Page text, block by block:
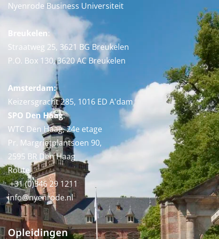
Nyenrode Business Universiteit
Breukelen:
Straatweg 25, 3621 BG Breukelen
P.O. Box 130, 3620 AC Breukelen
Amsterdam:
Keizersgracht 285, 1016 ED A'dam
SPO Den Haag:
WTC Den Haag, 24e etage
Pr. Margrietplantsoen 90,
2595 BR Den Haag
Route
+31 (0)346 29 1211
info@nyenrode.nl
Opleidingen